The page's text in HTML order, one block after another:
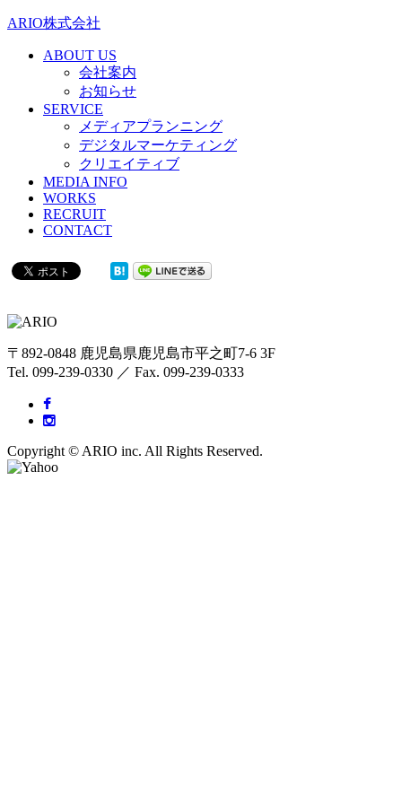
ARIO株式会社
ABOUT US
会社案内
お知らせ
SERVICE
メディアプランニング
デジタルマーケティング
クリエイティブ
MEDIA INFO
WORKS
RECRUIT
CONTACT
〒892-0848 鹿児島県鹿児島市平之町7-6 3F
Tel. 099-239-0330 ／ Fax. 099-239-0333
Copyright © ARIO inc. All Rights Reserved.